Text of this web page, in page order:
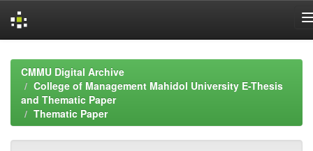
navigationCMMU Digital Archive
College of Management Mahidol University E-Thesis
and Thematic Paper
Thematic Paper